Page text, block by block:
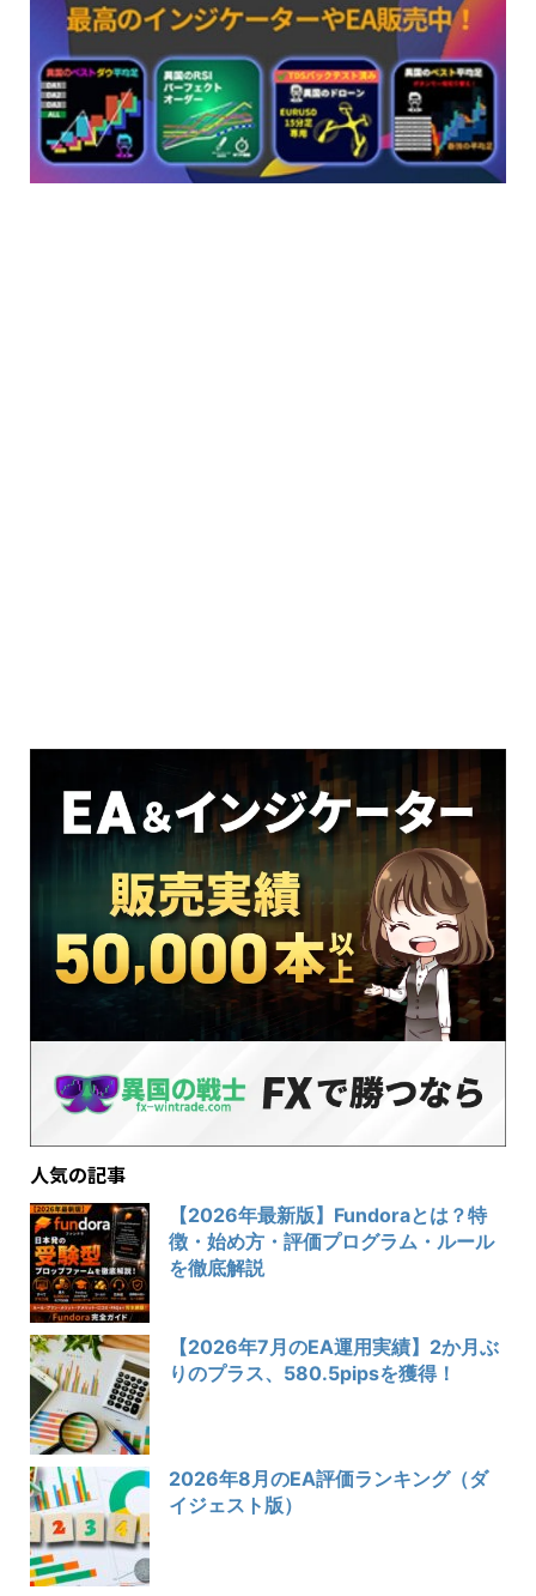
人気の記事
【2026年最新版】Fundoraとは？特
徴・始め方・評価プログラム・ルール
を徹底解説
【2026年7月のEA運用実績】2か月ぶ
りのプラス、580.5pipsを獲得！
2026年8月のEA評価ランキング（ダ
イジェスト版）